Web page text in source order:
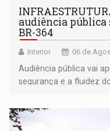
audiência pública
BR-364
Interior 06 de
Audiência pública vai
segurança e a fluidez